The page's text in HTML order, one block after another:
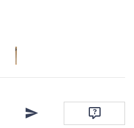
listesine ekle
Arkadaşına e-posta ile
Soru sor